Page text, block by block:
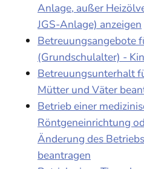
Anlage, außer
JGS-Anlage) anzeigen
Betreuungsangebote
(Grundschulalter) -
Betreuungsunterhalt
Mütter und Väter
Betrieb einer
Röntgeneinrichtung
Änderung des
beantragen